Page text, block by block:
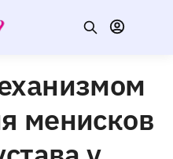
менисков